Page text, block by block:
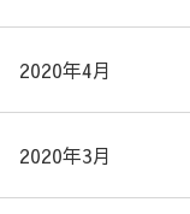
2020年4月
2020年3月